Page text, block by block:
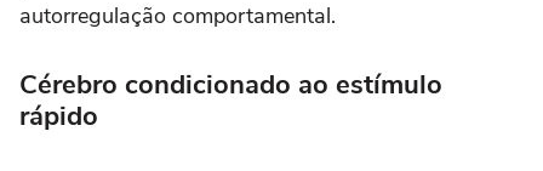
autorregulação comportamental.
Cérebro condicionado ao estímulo
rápido